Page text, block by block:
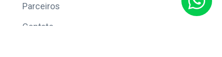
Parceiros
Contato